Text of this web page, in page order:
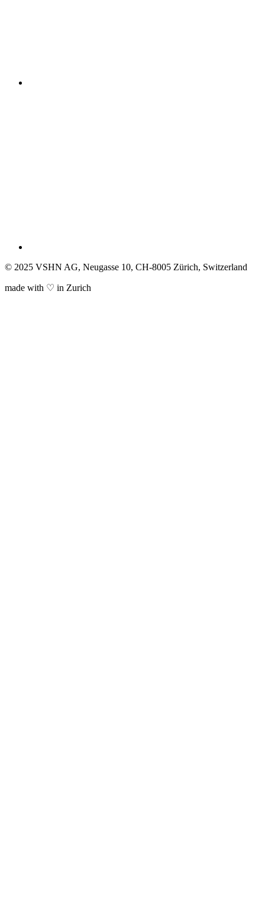
© 2025 VSHN AG, Neugasse 10, CH-8005 Zürich, Switzerland
made with ♡ in Zurich